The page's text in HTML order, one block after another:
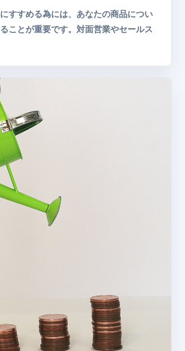
すすめる為には、あなたの商品につい
ことが重要です。対面営業やセールス